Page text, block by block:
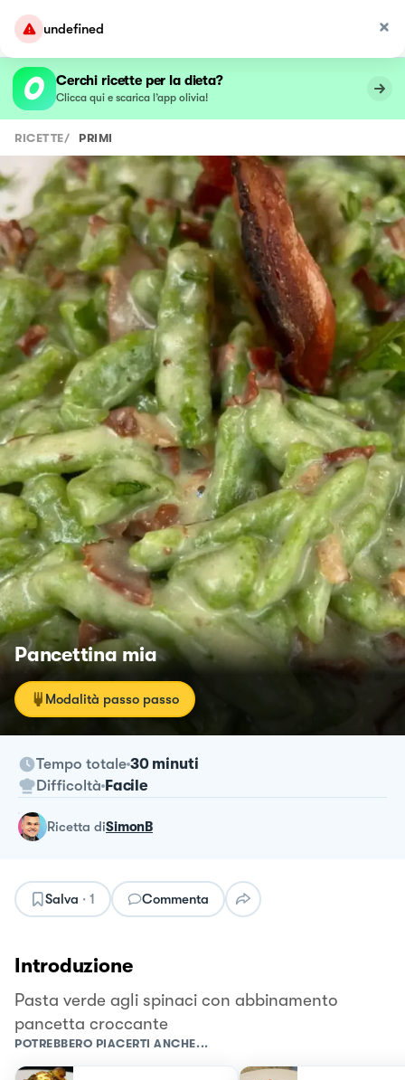
undefined
Cerchi ricette per la dieta?
Clicca qui e scarica l’app olivia!
RICETTE/ PRIMI
Pancettina mia
Modalità passo passo
Tempo totale 30 minuti
Difficoltà Facile
ricetta diSimonB
Salva · 1 Commenta
Introduzione
Pasta verde agli spinaci con abbinamento
pancetta croccante
POTREBBERO PIACERTI ANCHE...